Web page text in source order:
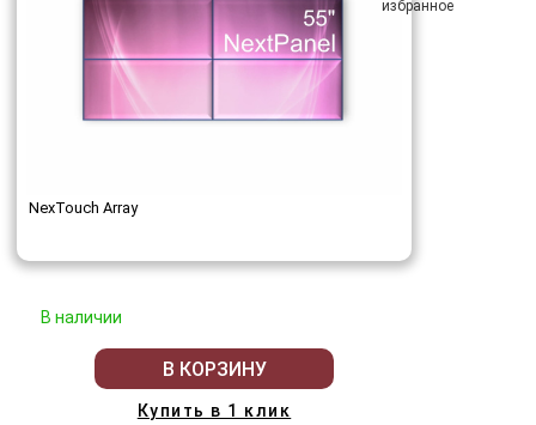
NexTouch Array
В наличии
В КОРЗИНУ
Купить в 1 клик